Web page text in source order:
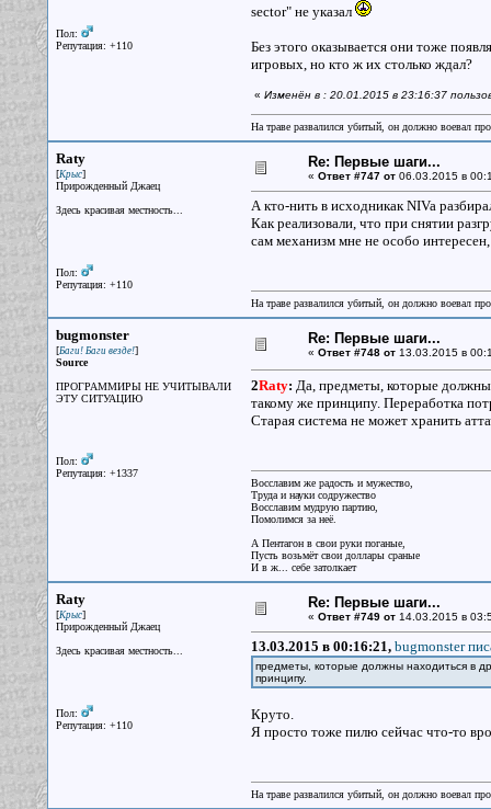
Пол:
Репутация: +110
sector" не указал
Без этого оказывается они тоже
игровых, но кто ж их столько ждал?
« Изменён в : 20.01.2015 в 23:16:37
На траве развалился убитый, он должно воевал
Raty
[Крыс]
Прирожденный Джаец
Здесь красивая местность...
Пол:
Репутация: +110
Re: Первые шаги...
« Ответ #747 от06.03.2015 в
А кто-нить в исходникак NIVa
Как реализовали, что при снятии
сам механизм мне не особо
На траве развалился убитый, он должно воевал
bugmonster
[Баги! Баги везде!]
Source
ПРОГРАММИРЫ НЕ УЧИТЫВАЛИ
ЭТУ СИТУАЦИЮ
Пол:
Репутация: +1337
Re: Первые шаги...
« Ответ #748 от13.03.2015 в
2Raty: Да, предметы, которые должны
такому же принципу. Переработка
Старая система не может хранить
Восславим же радость и мужество,
Труда и науки содружество
Восславим мудрую партию,
Помолимся за неё.
А Пентагон в свои руки поганые,
Пусть возьмёт свои доллары сраные
И в ж... себе затолкает
Raty
[Крыс]
Прирожденный Джаец
Здесь красивая местность...
Пол:
Репутация: +110
Re: Первые шаги...
« Ответ #749 от14.03.2015 в
13.03.2015 в 00:16:21, bugmonster
предметы, которые должны находиться в
принципу.
Круто.
Я просто тоже пилю сейчас что-то
На траве развалился убитый, он должно воевал